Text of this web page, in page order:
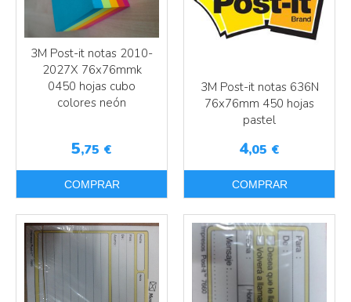
3M Post-it notas 2010-
2027X 76x76mmk
0450 hojas cubo
colores neón
5,75 €
COMPRAR
3M Post-it notas 636N
76x76mm 450 hojas
pastel
4,05 €
COMPRAR
Más info
Más info